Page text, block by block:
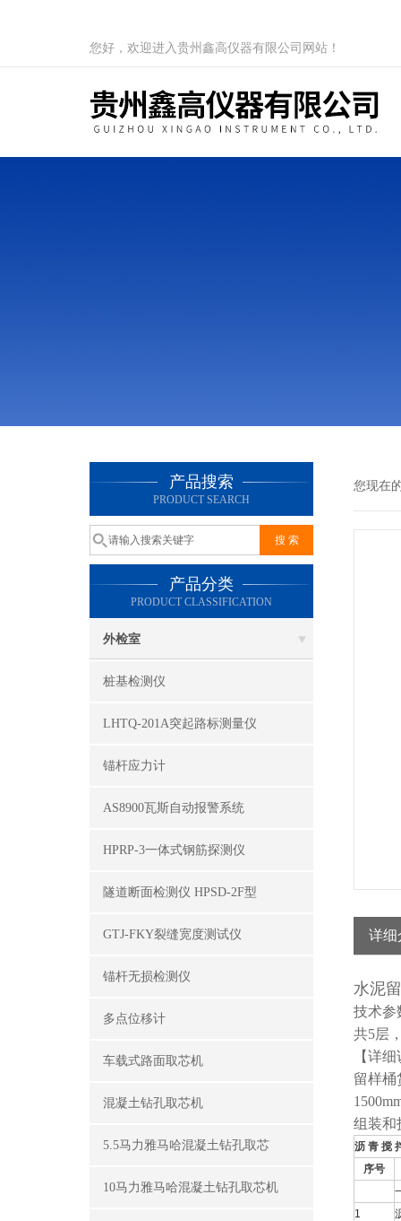
您好，欢迎进入贵州鑫高仪器有限公司网站！
产品搜索
PRODUCT SEARCH
产品分类
PRODUCT CLASSIFICATION
外检室
桩基检测仪
LHTQ-201A突起路标测量仪
锚杆应力计
AS8900瓦斯自动报警系统
HPRP-3一体式钢筋探测仪
隧道断面检测仪 HPSD-2F型
GTJ-FKY裂缝宽度测试仪
锚杆无损检测仪
多点位移计
车载式路面取芯机
混凝土钻孔取芯机
5.5马力雅马哈混凝土钻孔取芯
10马力雅马哈混凝土钻孔取芯机
您现在
详细
水泥
技术参
共5层
【详
留样桶
组装和
沥 青 搅
序号
1